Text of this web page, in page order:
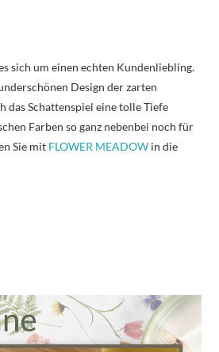
sich um einen echten Kundenliebling.
Design der zarten
das Schattenspiel eine tolle Tiefe
Farben so ganz nebenbei noch für
Sie mit FLOWER MEADOW in die